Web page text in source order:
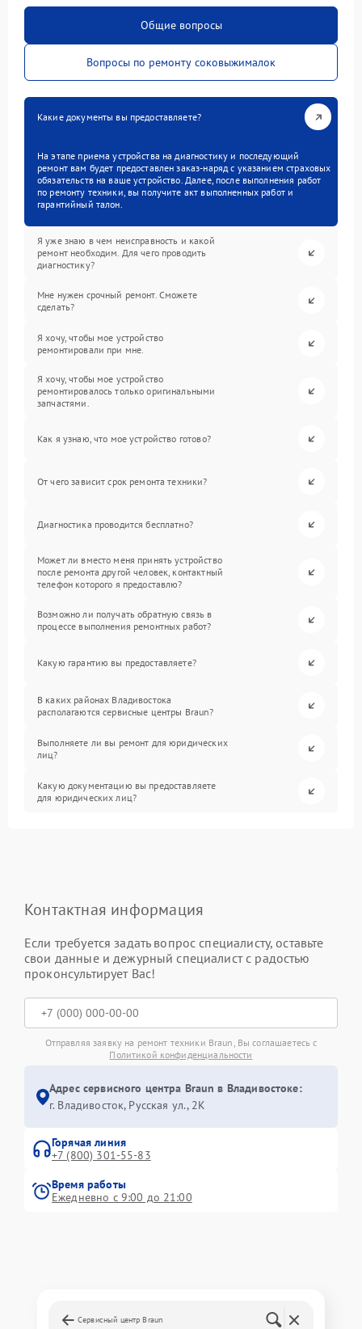
Общие вопросы
Вопросы по ремонту соковыжималок
Какие документы вы предоставляете?
На этапе приема устройства на диагностику и последующий
ремонт вам будет предоставлен заказ-наряд с указанием страховых
обязательств на ваше устройство. Далее, после выполнения работ
по ремонту техники, вы получите акт выполненных работ и
гарантийный талон.
Я уже знаю в чем неисправность и какой
ремонт необходим. Для чего проводить
диагностику?
Мне нужен срочный ремонт. Сможете
сделать?
Я хочу, чтобы мое устройство
ремонтировали при мне.
Я хочу, чтобы мое устройство
ремонтировалось только оригинальными
запчастями.
Как я узнаю, что мое устройство готово?
От чего зависит срок ремонта техники?
Диагностика проводится бесплатно?
Может ли вместо меня принять устройство
после ремонта другой человек, контактный
телефон которого я предоставлю?
Возможно ли получать обратную связь в
процессе выполнения ремонтных работ?
Какую гарантию вы предоставляете?
В каких районах Владивостока
располагаются сервисные центры Braun?
Выполняете ли вы ремонт для юридических
лиц?
Какую документацию вы предоставляете
для юридических лиц?
Контактная информация
Если требуется задать вопрос специалисту, оставьте
свои данные и дежурный специалист с радостью
проконсультирует Вас!
Отправляя заявку на ремонт техники Braun, Вы соглашаетесь с
Политикой конфиденциальности
Адрес сервисного центра Braun в Владивостоке:
г. Владивосток, Русская ул., 2К
Горячая линия
+7 (800) 301-55-83
Время работы
Ежедневно с 9:00 до 21:00
Сервисный центр Braun